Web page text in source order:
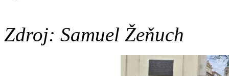
Zdroj: Samuel Žeňuch